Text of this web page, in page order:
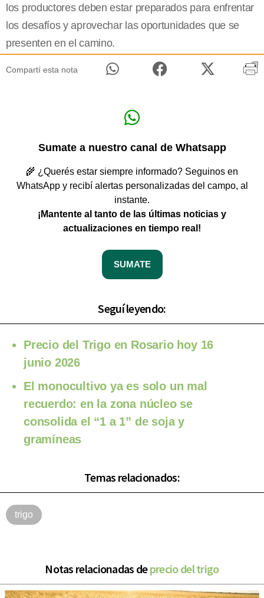
los productores deben estar preparados para enfrentar
los desafíos y aprovechar las oportunidades que se
presenten en el camino.
Compartí esta nota
Sumate a nuestro canal de Whatsapp
🌾 ¿Querés estar siempre informado? Seguinos en
WhatsApp y recibí alertas personalizadas del campo, al
instante.
¡Mantente al tanto de las últimas noticias y
actualizaciones en tiempo real!
SUMATE
Seguí leyendo:
Precio del Trigo en Rosario hoy 16
junio 2026
El monocultivo ya es solo un mal
recuerdo: en la zona núcleo se
consolida el “1 a 1” de soja y
gramíneas
Temas relacionados:
trigo
Notas relacionadas deprecio del trigo